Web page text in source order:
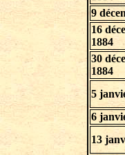
9
16
1884
30
1884
5
6
13